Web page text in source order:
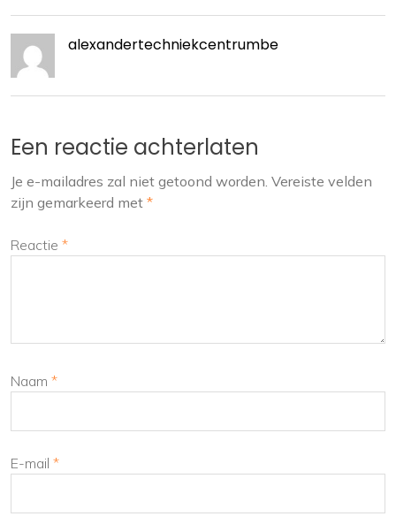
alexandertechniekcentrumbe
Een reactie achterlaten
Je e-mailadres zal niet getoond worden. Vereiste velden
zijn gemarkeerd met *
Reactie *
Naam *
E-mail *